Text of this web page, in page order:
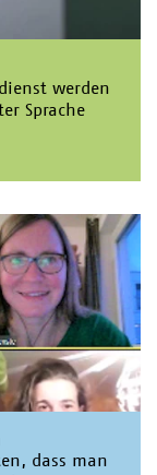
werden
Sprache
dass man